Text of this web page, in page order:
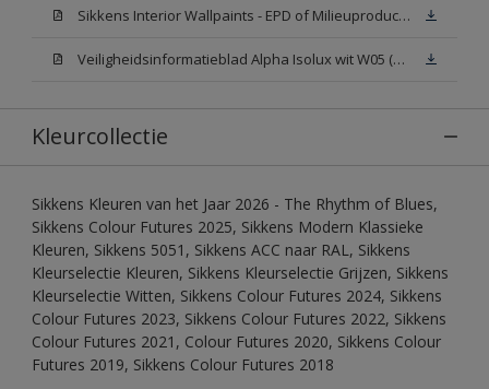
Sikkens Interior Wallpaints - EPD of Milieuproductverklaring
Veiligheidsinformatieblad Alpha Isolux wit W05 (SDS)
Kleurcollectie
Sikkens Kleuren van het Jaar 2026 - The Rhythm of Blues,
Sikkens Colour Futures 2025, Sikkens Modern Klassieke
Kleuren, Sikkens 5051, Sikkens ACC naar RAL, Sikkens
Kleurselectie Kleuren, Sikkens Kleurselectie Grijzen, Sikkens
Kleurselectie Witten, Sikkens Colour Futures 2024, Sikkens
Colour Futures 2023, Sikkens Colour Futures 2022, Sikkens
Colour Futures 2021, Colour Futures 2020, Sikkens Colour
Futures 2019, Sikkens Colour Futures 2018